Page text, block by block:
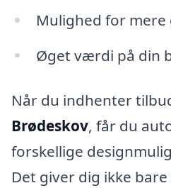
Mulighed for
Øget værdi på din
Når du indhenter
Brødeskov, får du
forskellige
Det giver dig ikke